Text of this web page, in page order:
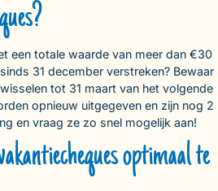
een totale waarde van meer dan €30
31 december verstreken? Bewaar
tot 31 maart van het volgende
opnieuw uitgegeven en zijn nog 2
en vraag ze zo snel mogelijk aan!
optimaal te